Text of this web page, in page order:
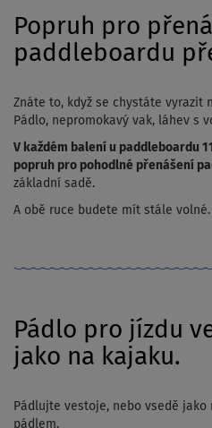
Popruh pro
paddleboardu
Znáte to, když se chystáte vyrazit
Pádlo, nepromokavý vak, láhev s
V každém balení u paddleboardu
popruh pro pohodlné přenášení
základní sadě.
A obě ruce budete mít stále volné.
Pádlo pro jízdu
jako na kajaku.
Pádlujte vestoje, nebo vsedě
pádlem.